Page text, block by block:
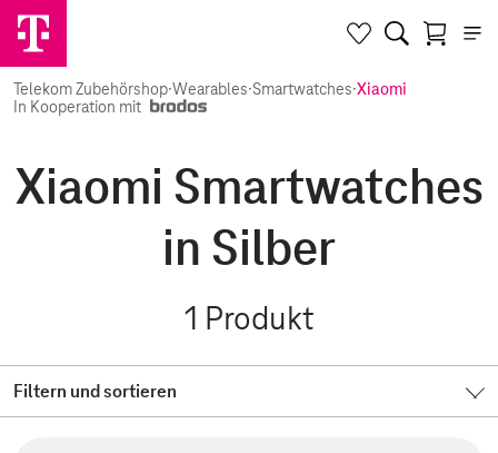
Telekom Zubehörshop·Wearables·Smartwatches·Xiaomi
In Kooperation mit
Xiaomi Smartwatches
in Silber
1 Produkt
Filtern und sortieren